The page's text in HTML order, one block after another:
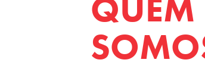
QUEM